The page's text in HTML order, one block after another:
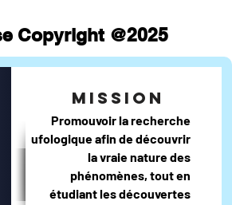
Copyright @2025
mission
Promouvoir la recherche
ufologique afin de découvrir
la vraie nature des
phénomènes, tout en
étudiant les découvertes